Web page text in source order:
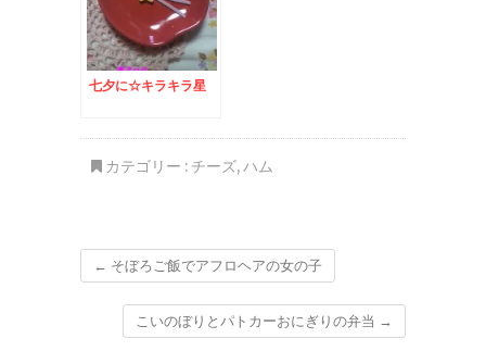
七夕に☆キラキラ星
カテゴリー : チーズ,ハム
← そぼろご飯でアフロヘアの女の子
こいのぼりとパトカーおにぎりの弁当 →